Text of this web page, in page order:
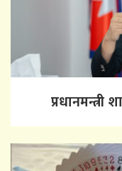
प्रधानमन्त्री